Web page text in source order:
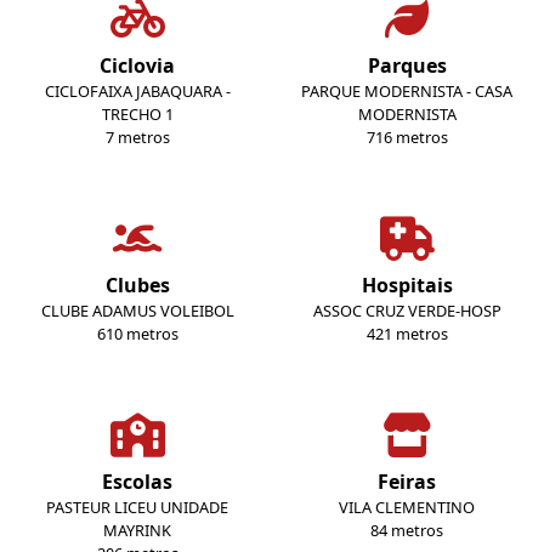
Ciclovia
CICLOFAIXA JABAQUARA -
TRECHO 1
7 metros
Parques
PARQUE MODERNISTA - CASA
MODERNISTA
716 metros
Clubes
CLUBE ADAMUS VOLEIBOL
610 metros
Hospitais
ASSOC CRUZ VERDE-HOSP
421 metros
Escolas
PASTEUR LICEU UNIDADE
MAYRINK
Feiras
VILA CLEMENTINO
84 metros